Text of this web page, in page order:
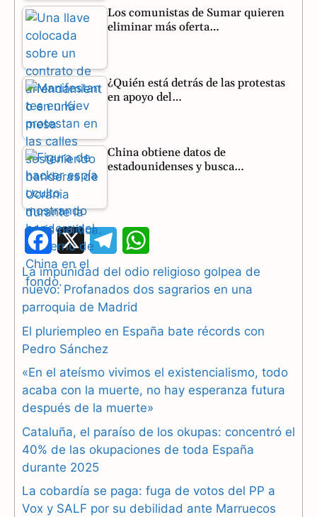
Los comunistas de Sumar quieren
eliminar más oferta…
¿Quién está detrás de las protestas
en apoyo del…
China obtiene datos de
estadounidenses y busca…
F
a
c
b
o
o
k
X
e
l
r
a
m
h
a
A
p
p
La impunidad del odio religioso golpea de
nuevo: Profanados dos sagrarios en una
parroquia de Madrid
El pluriempleo en España bate récords con
Pedro Sánchez
«En el ateísmo vivimos el existencialismo, todo
acaba con la muerte, no hay esperanza futura
después de la muerte»
Cataluña, el paraíso de los okupas: concentró el
40% de las okupaciones de toda España
durante 2025
La cobardía se paga: fuga de votos del PP a
Vox y SALF por su debilidad ante Marruecos